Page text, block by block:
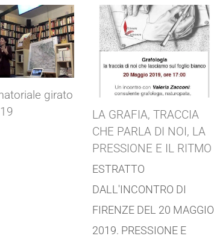
girato
LA GRAFIA, TRACCIA
CHE PARLA DI NOI, LA
PRESSIONE E IL RITMO
ESTRATTO
DALL'INCONTRO DI
FIRENZE DEL 20 MAGGIO
2019. PRESSIONE E